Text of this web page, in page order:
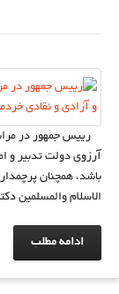
رییس جمهور در
آرزوی دولت تدبیر و
باشد، همچنان
الاسلام والمسلمین
ادامه مطلب